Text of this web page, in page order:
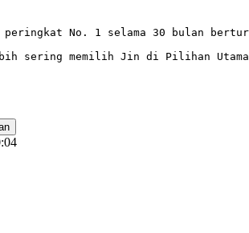
peringkat No. 1 selama 30 bulan
sering memilih Jin di Pilihan